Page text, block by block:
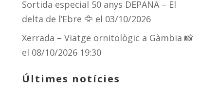
Sortida especial 50 anys DEPANA – El
delta de l’Ebre 🦅 el 03/10/2026
Xerrada – Viatge ornitològic a Gàmbia 📸
el 08/10/2026 19:30
Últimes notícies